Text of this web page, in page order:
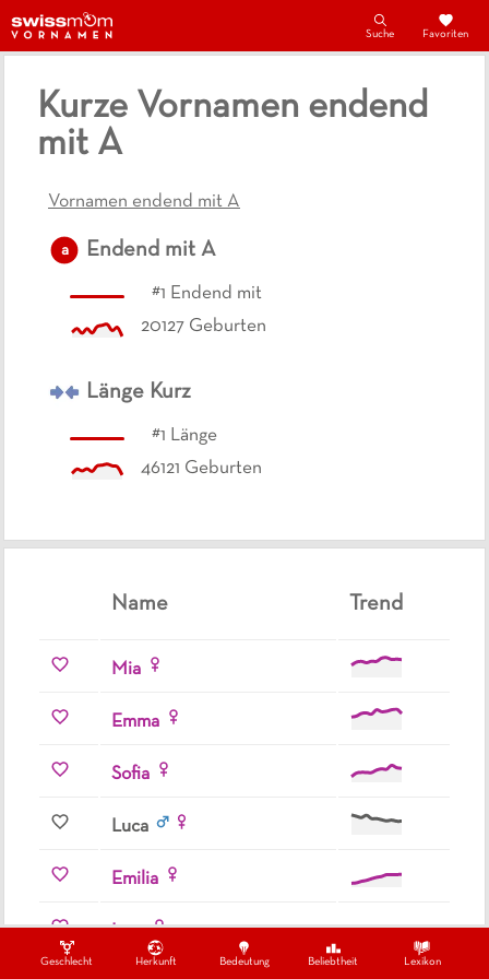
Geschlecht Herkunft Bedeutung Beliebtheit Lexikon
Suche Favoriten
Kurze Vornamen endend
mit A
Vornamen endend mit A
a Endend mit A
#1 Endend mit
20127 Geburten
Länge Kurz
#1 Länge
46121 Geburten
Name Trend
Mia
Emma
Sofia
Luca
Emilia
Lara